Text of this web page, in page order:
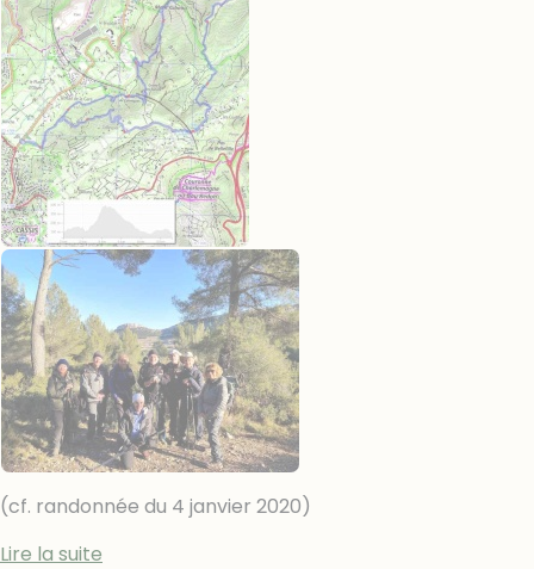
(cf. randonnée du 4 janvier 2020)
Lire la suite